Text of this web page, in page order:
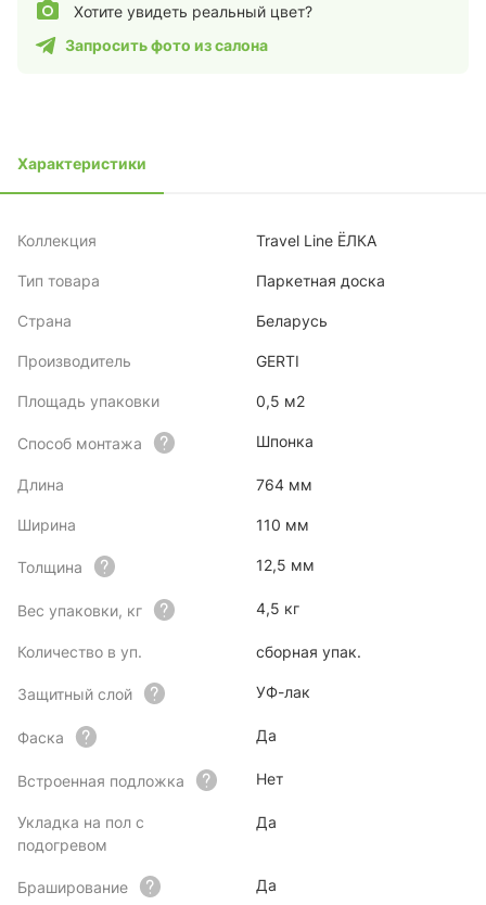
Хотите увидеть реальный цвет?
Запросить фото из салона
Характеристики
Коллекция Travel Line ЁЛКА
Тип товара Паркетная доска
Страна Беларусь
Производитель GERTI
Площадь упаковки 0,5 м2
Способ монтажа Шпонка
Длина 764 мм
Ширина 110 мм
Толщина 12,5 мм
Вес упаковки, кг 4,5 кг
Количество в уп. сборная упак.
Защитный слой УФ-лак
Фаска Да
Встроенная подложка Нет
Укладка на пол с
подогревом
Да
Браширование Да